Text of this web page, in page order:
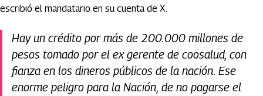
escribió el mandatario en su cuenta de X.
Hay un crédito por más de 200.000 millones de
pesos tomado por el ex gerente de coosalud, con
fianza en los dineros públicos de la nación. Ese
enorme peligro para la Nación, de no pagarse el